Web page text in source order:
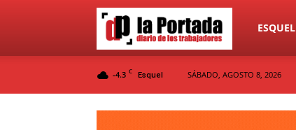
Diario
ESQUEL
-4.3 C Esquel SÁBADO, AGOSTO 8, 2026